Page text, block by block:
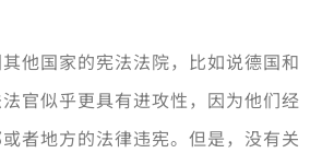
他国家的宪法法院，比如说德国和
官似乎更具有进攻性，因为他们经
者地方的法律违宪。但是，没有关